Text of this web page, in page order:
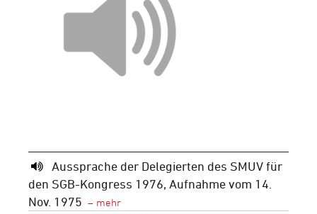
Aussprache der Delegierten des SMUV für
den SGB-Kongress 1976, Aufnahme vom 14.
Nov. 1975